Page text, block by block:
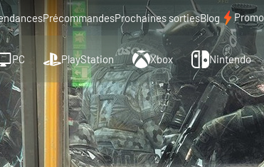
PrécommandesProchaines sortiesBlog
PC PlayStation Xbox Nintendo